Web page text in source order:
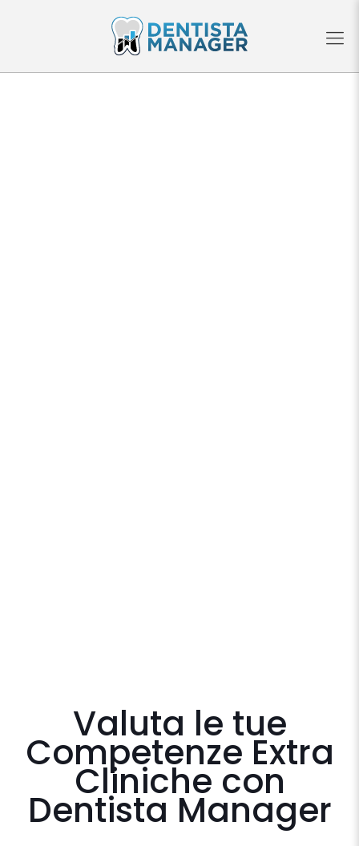
Valuta le tue
Competenze Extra
Cliniche con
Dentista Manager